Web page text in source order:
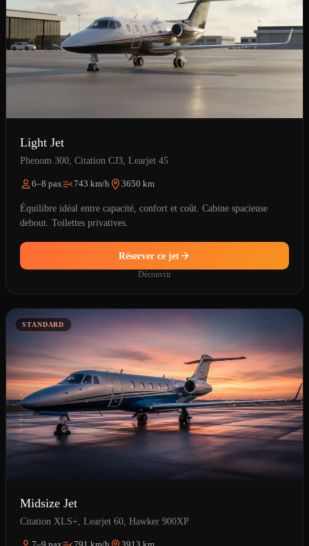
Light Jet
Phenom 300, Citation CJ3, Learjet 45
6–8 pax 743 km/h 3650 km
Équilibre idéal entre capacité, confort et coût. Cabine spacieuse
debout. Toilettes privatives.
Réserver ce jet
Découvrir
STANDARD
Midsize Jet
Citation XLS+, Learjet 60, Hawker 900XP